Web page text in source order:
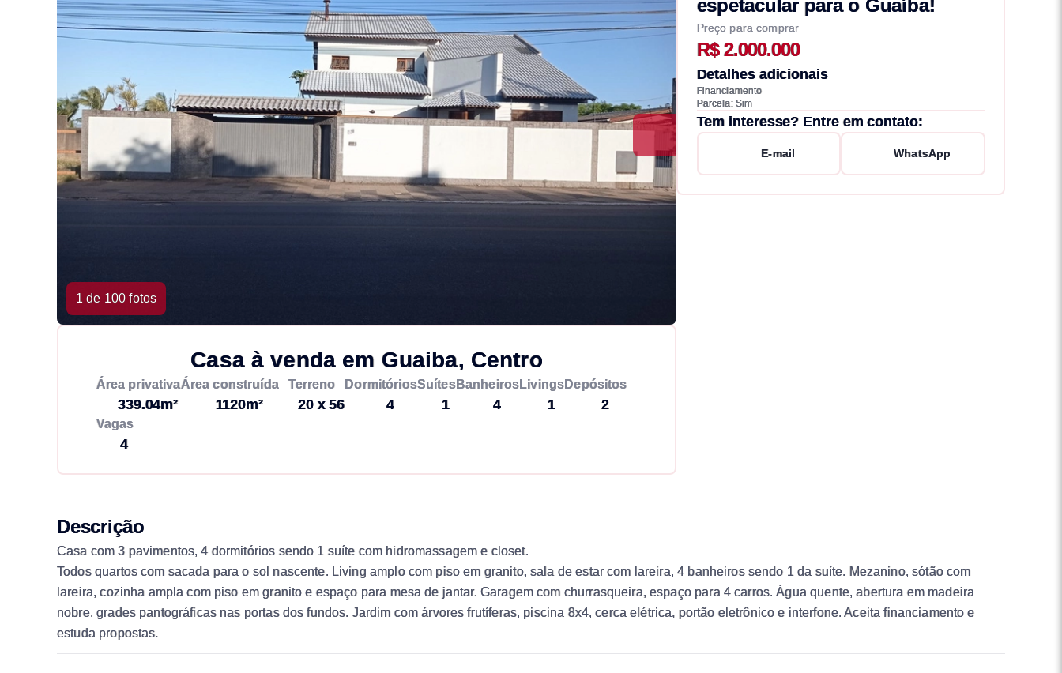
1 de 100 fotos
Casa à venda em Guaiba, Centro
Área privativa
339.04m²
Área construída
1120m²
Terreno
20 x 56
Dormitórios
4
Suítes
1
Banheiros
4
Livings
1
Depósitos
2
Vagas
4
espetacular para o Guaíba!
Preço para comprar
R$ 2.000.000
Detalhes adicionais
Financiamento
Parcela: Sim
Tem interesse? Entre em contato:
E-mail WhatsApp
Descrição
Casa com 3 pavimentos, 4 dormitórios sendo 1 suíte com hidromassagem e closet.
Todos quartos com sacada para o sol nascente. Living amplo com piso em granito, sala de estar com lareira, 4 banheiros sendo 1 da suíte. Mezanino, sótão com
lareira, cozinha ampla com piso em granito e espaço para mesa de jantar. Garagem com churrasqueira, espaço para 4 carros. Água quente, abertura em madeira
nobre, grades pantográficas nas portas dos fundos. Jardim com árvores frutíferas, piscina 8x4, cerca elétrica, portão eletrônico e interfone. Aceita financiamento e
estuda propostas.